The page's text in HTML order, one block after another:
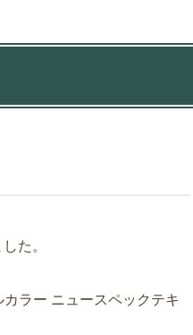
た。
ラー ニュースペックテキ